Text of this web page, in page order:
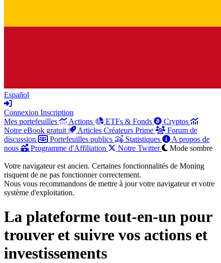
Español
Connexion Inscription
Mes portefeuilles
Actions ETFs & Fonds
Cryptos
Notre eBook gratuit
Articles Créateurs Prime
Forum de
discussion
Portefeuilles publics Statistiques
A propos de
nous
Programme d'Affiliation Notre Twitter Mode sombre
Votre navigateur est ancien. Certaines fonctionnalités de Moning
risquent de ne pas fonctionner correctement.
Nous vous recommandons de mettre à jour votre navigateur et votre
système d'exploitation.
La plateforme tout-en-un pour
trouver et suivre vos actions et
investissements